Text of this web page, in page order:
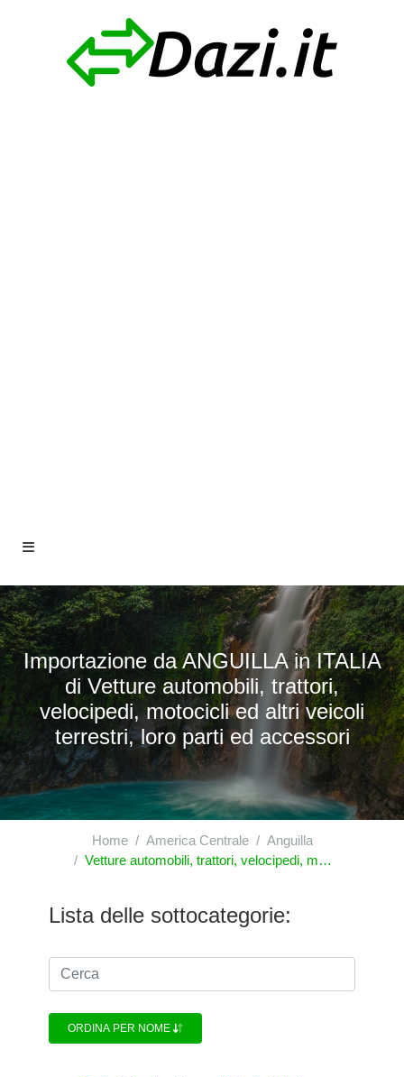
Importazione da ANGUILLA in ITALIA
di Vetture automobili, trattori,
velocipedi, motocicli ed altri veicoli
terrestri, loro parti ed accessori
Home America Centrale
Anguilla
Vetture automobili, trattori, velocipedi, motocicli ed altri veicoli terrestri, loro parti ed accessori
Lista delle sottocategorie:
ORDINA PER NOME